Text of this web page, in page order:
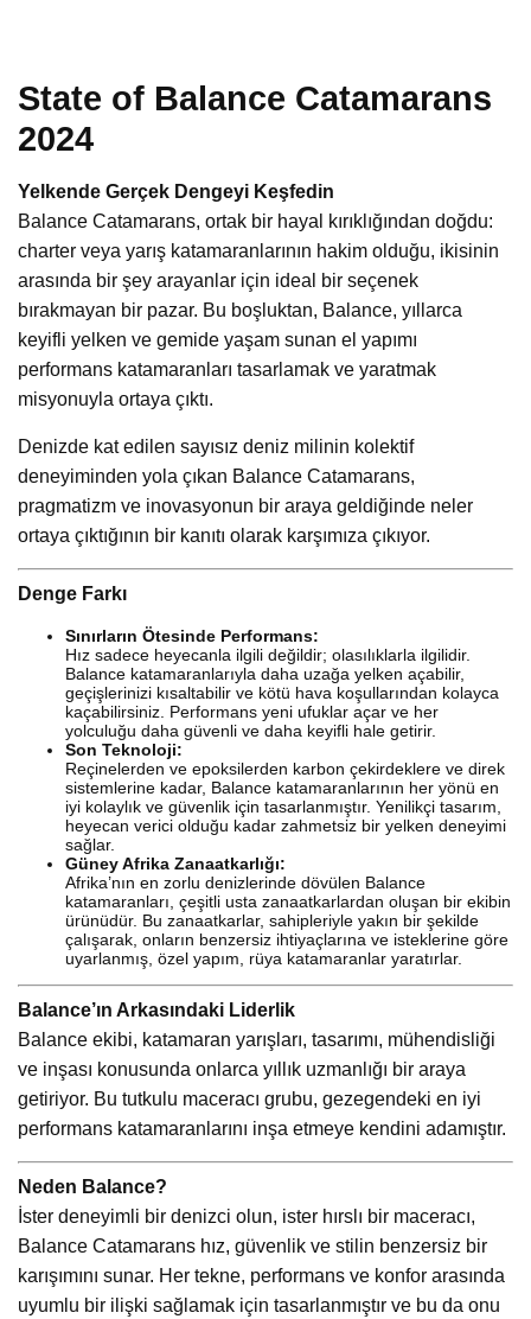
State of Balance Catamarans
2024
Yelkende Gerçek Dengeyi Keşfedin
Balance Catamarans, ortak bir hayal kırıklığından doğdu:
charter veya yarış katamaranlarının hakim olduğu, ikisinin
arasında bir şey arayanlar için ideal bir seçenek
bırakmayan bir pazar. Bu boşluktan, Balance, yıllarca
keyifli yelken ve gemide yaşam sunan el yapımı
performans katamaranları tasarlamak ve yaratmak
misyonuyla ortaya çıktı.
Denizde kat edilen sayısız deniz milinin kolektif
deneyiminden yola çıkan Balance Catamarans,
pragmatizm ve inovasyonun bir araya geldiğinde neler
ortaya çıktığının bir kanıtı olarak karşımıza çıkıyor.
Denge Farkı
Sınırların Ötesinde Performans:
Hız sadece heyecanla ilgili değildir; olasılıklarla ilgilidir.
Balance katamaranlarıyla daha uzağa yelken açabilir,
geçişlerinizi kısaltabilir ve kötü hava koşullarından kolayca
kaçabilirsiniz. Performans yeni ufuklar açar ve her
yolculuğu daha güvenli ve daha keyifli hale getirir.
Son Teknoloji:
Reçinelerden ve epoksilerden karbon çekirdeklere ve direk
sistemlerine kadar, Balance katamaranlarının her yönü en
iyi kolaylık ve güvenlik için tasarlanmıştır. Yenilikçi tasarım,
heyecan verici olduğu kadar zahmetsiz bir yelken deneyimi
sağlar.
Güney Afrika Zanaatkarlığı:
Afrika’nın en zorlu denizlerinde dövülen Balance
katamaranları, çeşitli usta zanaatkarlardan oluşan bir ekibin
ürünüdür. Bu zanaatkarlar, sahipleriyle yakın bir şekilde
çalışarak, onların benzersiz ihtiyaçlarına ve isteklerine göre
uyarlanmış, özel yapım, rüya katamaranlar yaratırlar.
Balance’ın Arkasındaki Liderlik
Balance ekibi, katamaran yarışları, tasarımı, mühendisliği
ve inşası konusunda onlarca yıllık uzmanlığı bir araya
getiriyor. Bu tutkulu maceracı grubu, gezegendeki en iyi
performans katamaranlarını inşa etmeye kendini adamıştır.
Neden Balance?
İster deneyimli bir denizci olun, ister hırslı bir maceracı,
Balance Catamarans hız, güvenlik ve stilin benzersiz bir
karışımını sunar. Her tekne, performans ve konfor arasında
uyumlu bir ilişki sağlamak için tasarlanmıştır ve bu da onu